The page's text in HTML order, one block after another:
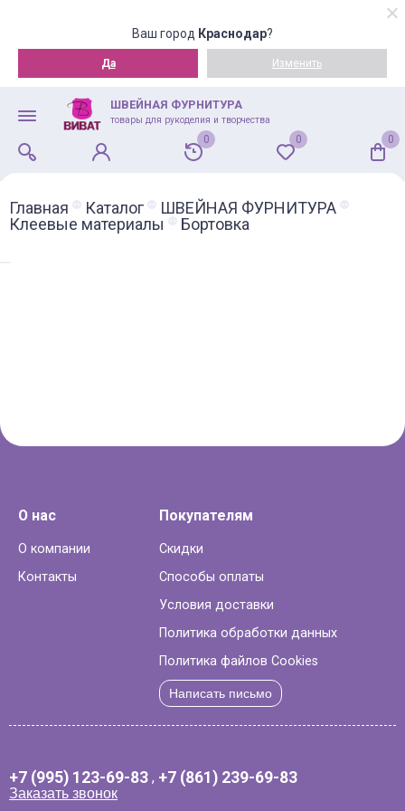
Ваш город Краснодар?
Да Изменить
ШВЕЙНАЯ ФУРНИТУРА
товары для рукоделия и творчества
0 0 0
Главная Каталог
ШВЕЙНАЯ ФУРНИТУРА
Клеевые материалы
Бортовка
О нас
О компании
Контакты
Покупателям
Скидки
Способы оплаты
Условия доставки
Политика обработки данных
Политика файлов Cookies
Написать письмо
+7 (995) 123-69-83 , +7 (861) 239-69-83
Заказать звонок